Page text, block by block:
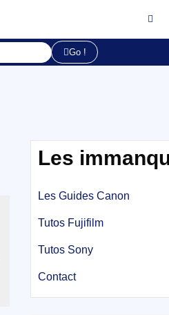
Go !
Les
Les Guides Canon
Tutos Fujifilm
Tutos Sony
Contact